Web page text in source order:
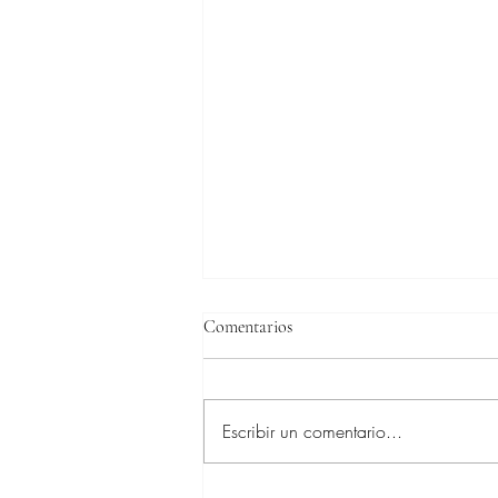
Comentarios
Escribir un comentario...